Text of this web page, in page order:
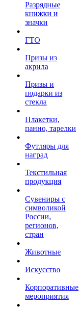
Разрядные
книжки и
значки
ГТО
Призы из
акрила
Призы и
подарки из
стекла
Плакетки,
панно, тарелки
Футляры для
наград
Текстильная
продукция
Сувениры с
символикой
России,
регионов,
стран
Животные
Искусство
Корпоративные
мероприятия